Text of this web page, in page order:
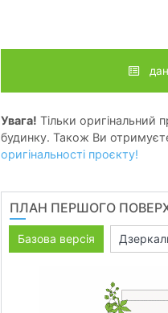
Увага! Тільки оригінальний
будинку. Також Ви
оригінальності проєкту!
ПЛАН ПЕРШОГО
Базова версія